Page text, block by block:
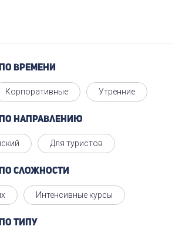
По времени
Корпоративные Утренние
По направлению
Для туристов
По сложности
Интенсивные курсы
По типу